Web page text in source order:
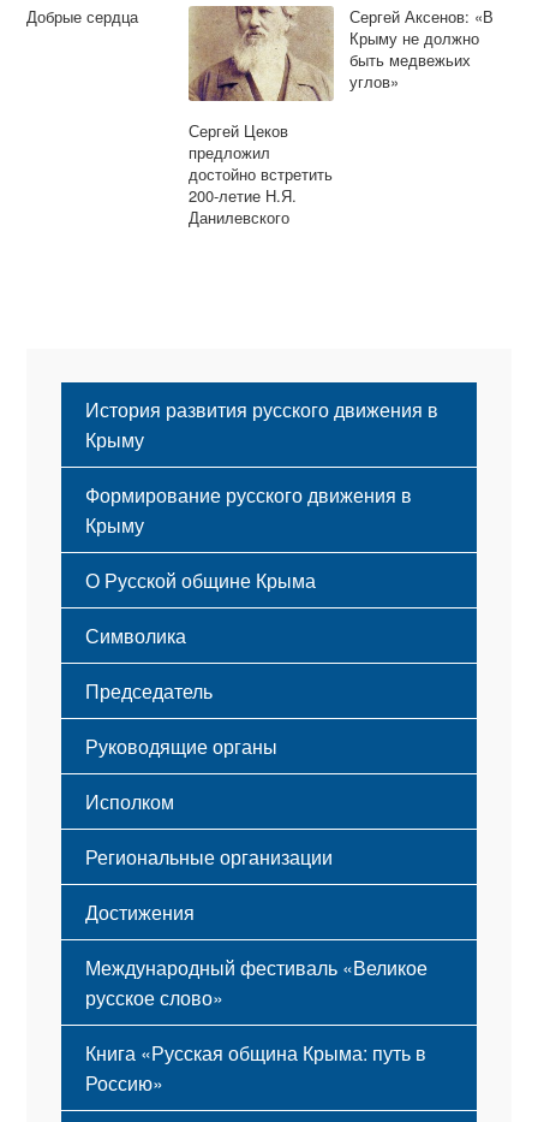
Добрые сердца
Сергей Цеков
предложил
достойно встретить
200-летие Н.Я.
Данилевского
Сергей Аксенов: «В
Крыму не должно
быть медвежьих
углов»
История развития русского движения в
Крыму
Формирование русского движения в
Крыму
Русский Крым
О Русской общине Крыма
Этапы становления
Принципы деятельности
Структура
Мероприятия
Символика
Флаг
Герб
Гимн
Председатель
Руководящие органы
Исполком
Региональные организации
Достижения
Международный фестиваль «Великое
русское слово»
Книга «Русская община Крыма: путь в
Россию»